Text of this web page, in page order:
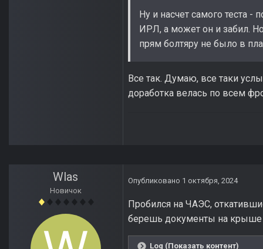
Ну и насчет самого теста -
ИРЛ, а может он и забил.
прям болтяру не было в
Все так. Думаю, все таки
доработка велась по всем
Wlas
Новичок
Опубликовано 1 октября, 2024
Пробился на ЧАЭС,
берешь документы на крыше
Log (Показать контент)